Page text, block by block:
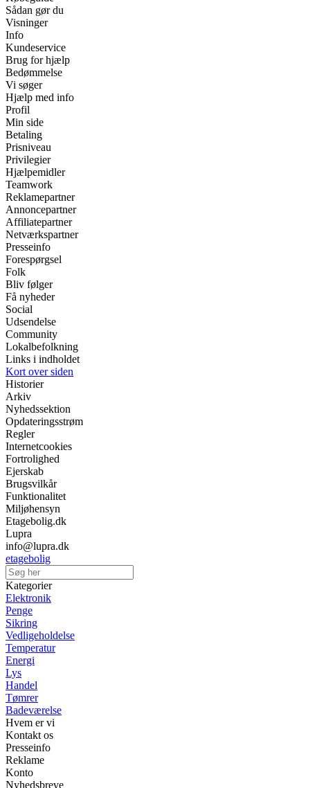
Sådan gør du
Visninger
Info
Kundeservice
Brug for hjælp
Bedømmelse
Vi søger
Hjælp med info
Profil
Min side
Betaling
Prisniveau
Privilegier
Hjælpemidler
Teamwork
Reklamepartner
Annoncepartner
Affiliatepartner
Netværkspartner
Presseinfo
Forespørgsel
Folk
Bliv følger
Få nyheder
Social
Udsendelse
Community
Lokalbefolkning
Links i indholdet
Kort over siden
Historier
Arkiv
Nyhedssektion
Opdateringsstrøm
Regler
Internetcookies
Fortrolighed
Ejerskab
Brugsvilkår
Funktionalitet
Miljøhensyn
Etagebolig.dk
Lupra
info@lupra.dk
etagebolig
Kategorier
Elektronik
Penge
Sikring
Vedligeholdelse
Temperatur
Energi
Lys
Handel
Tømrer
Badeværelse
Hvem er vi
Kontakt os
Presseinfo
Reklame
Konto
Nyhedsbreve